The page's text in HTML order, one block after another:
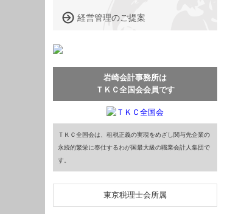
経営管理のご提案
岩崎会計事務所は
ＴＫＣ全国会会員です
ＴＫＣ全国会は、租税正義の実現をめざし関与先企業の
永続的繁栄に奉仕するわが国最大級の職業会計人集団で
す。
東京税理士会所属